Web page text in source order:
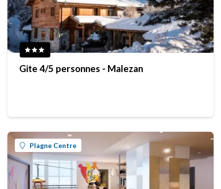
Gite 4/5 personnes - Malezan
Plagne Centre